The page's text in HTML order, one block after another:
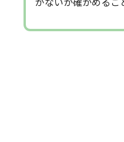
がないか確かめるこ